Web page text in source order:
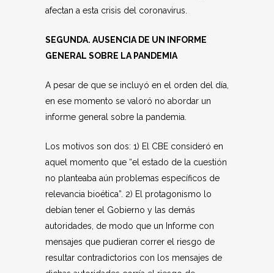
afectan a esta crisis del coronavirus.
SEGUNDA. AUSENCIA DE UN INFORME
GENERAL SOBRE LA PANDEMIA
A pesar de que se incluyó en el orden del día,
en ese momento se valoró no abordar un
informe general sobre la pandemia.
Los motivos son dos: 1) El CBE consideró en
aquel momento que “el estado de la cuestión
no planteaba aún problemas específicos de
relevancia bioética”. 2) El protagonismo lo
debían tener el Gobierno y las demás
autoridades, de modo que un Informe con
mensajes que pudieran correr el riesgo de
resultar contradictorios con los mensajes de